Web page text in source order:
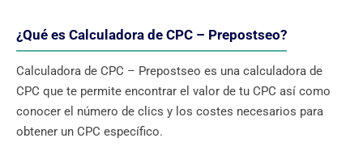
¿Qué es Calculadora de CPC – Prepostseo?
Calculadora de CPC – Prepostseo es una calculadora de
CPC que te permite encontrar el valor de tu CPC así como
conocer el número de clics y los costes necesarios para
obtener un CPC específico.